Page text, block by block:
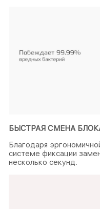
БЫСТРАЯ СМЕНА
Благодаря
системе фиксации
несколько секунд.